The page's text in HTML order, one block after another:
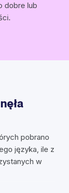
dobre lub
pobrano
języka, ile z
w